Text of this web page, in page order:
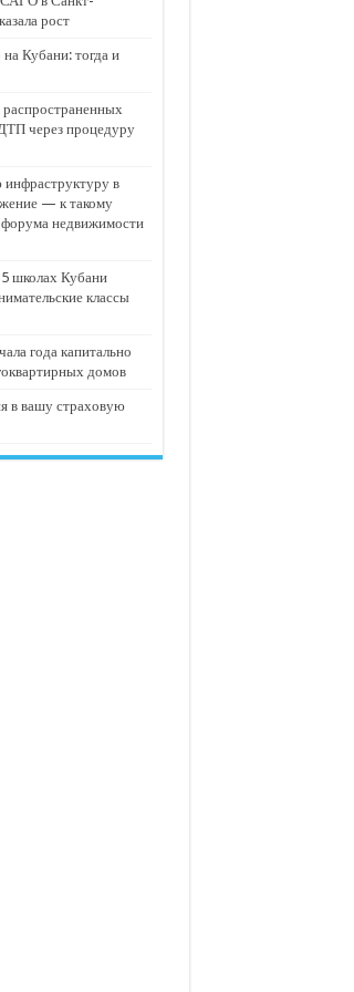
рост
Кубани: тогда и
распространенных
через процедуру
в
— к такому
недвижимости
школах Кубани
классы
года капитально
домов
в вашу страховую